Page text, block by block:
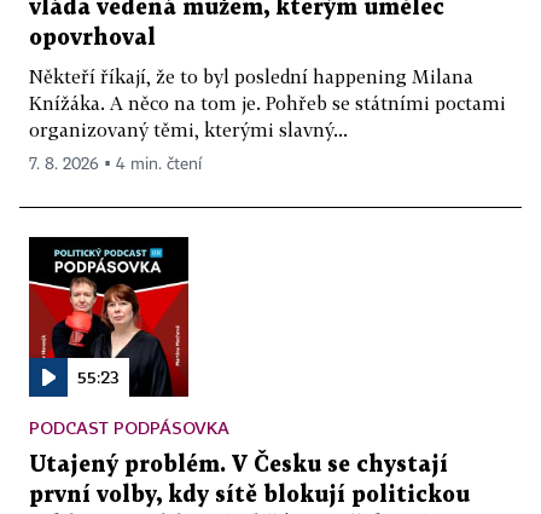
vláda vedená mužem, kterým umělec
opovrhoval
Někteří říkají, že to byl poslední happening Milana
Knížáka. A něco na tom je. Pohřeb se státními poctami
organizovaný těmi, kterými slavný...
7. 8. 2026 ▪ 4 min. čtení
55:23
PODCAST PODPÁSOVKA
Utajený problém. V Česku se chystají
první volby, kdy sítě blokují politickou